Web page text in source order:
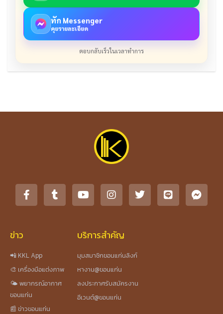
ทัก Messenger
คุยรายละเอียด
ตอบกลับเร็วในเวลาทำการ
ข่าว
📲 KKL App
🎨 เครื่องมือแต่งภาพ
🌤️ พยากรณ์อากาศ
ขอนแก่น
📰 ข่าวขอนแก่น
บริการสำคัญ
มุมสมาชิกขอนแก่นลิงก์
หางาน@ขอนแก่น
ลงประกาศรับสมัครงาน
อีเวนต์@ขอนแก่น